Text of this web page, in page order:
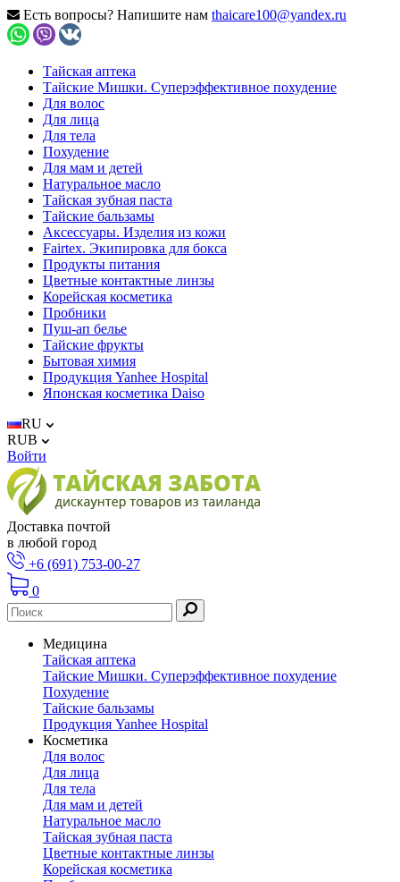
Есть вопросы? Напишите нам thaicare100@yandex.ru
Тайская аптека
Тайские Мишки. Суперэффективное похудение
Для волос
Для лица
Для тела
Похудение
Для мам и детей
Натуральное масло
Тайская зубная паста
Тайские бальзамы
Аксессуары. Изделия из кожи
Fairtex. Экипировка для бокса
Продукты питания
Цветные контактные линзы
Корейская косметика
Пробники
Пуш-ап белье
Тайские фрукты
Бытовая химия
Продукция Yanhee Hospital
Японская косметика Daiso
RU
RUB
Войти
Доставка почтой
в любой город
+6 (691) 753-00-27
0
Медицина
Тайская аптека
Тайские Мишки. Суперэффективное похудение
Похудение
Тайские бальзамы
Продукция Yanhee Hospital
Косметика
Для волос
Для лица
Для тела
Для мам и детей
Натуральное масло
Тайская зубная паста
Цветные контактные линзы
Корейская косметика